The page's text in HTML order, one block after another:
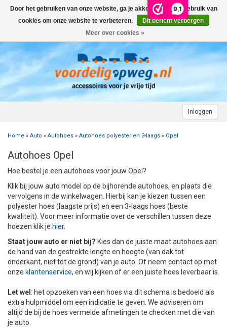
9,1
Inloggen
Menu
FIETSENDRAGER
FIETSENDRAGER OP DE TREKHAAK
FIETSENDRAGER VOOR ELEKTRISCHE FIETSEN
FIETSENDRAGER TOEBEHOREN
INFORMATIE OVER FIETSENDRAGERS
DAKDRAGERS
FORD
PEUGEOT
RENAULT
TOYOTA
VOLKSWAGEN (TOT VW PASSAT)
VOLKSWAGEN (VANAF VW PASSAT)
OVERIGE AUTOMERKEN
+
AUTOHOES POLYESTER EN 3-LAAGS
INFORMATIE OVER AUTOHOEZEN
WIELDOPPEN
13 INCH
14 INCH
15 INCH
16 INCH
17 INCH
INFORMATIE OVER WIELDOPPEN
LAADKABEL TYPE 2
LAADKABEL TYPE 1
INFORMATIE OVER LAADKABELS
STARTEN & LADEN
ELEKTRISCH LADEN
ACCULADER
JUMPSTARTER
STARTKABELS
VEILIG OP WEG
PECH ONDERWEG
AUTOSTOELTJE
+
DAKKOFFER
INFORMATIE OVER DAKKOFFERS +
SNEEUWKETTINGEN
SNEEUWKETTINGEN VOOR SUV, MPV, 4X4, CAMPER EN
BESTELWAGEN
CAMPER
WIELDOPPEN
+
ZOEKHULP NAAR CAMPERHOES
SNEEUWKETTINGEN
STARTKABELS EN ACCUBOOSTER
VEILIG OP WEG
ACCULADER
AANHANGWAGEN
ACCESSOIRES
REGELGEVING M.B.T. VERLICHTING
ADVIES BIJ DEFECTE VERLICHTING
+
ACCULADER
CARAVAN
ACCESSOIRES
INFORMATIE OVER STEKKERS & STEKKERDOZEN
ONDERDELEN
REGELGEVING M.B.T. VERLICHTING
ADVIES BIJ DEFECTE VERLICHTING
+
CARAVANHOES
INFORMATIE OVER CARAVANHOEZEN
AUTO
CAMPER
AANHANGWAGEN
MOTOR
CARAVAN
ZOMER DEALS
Home » Auto » Autohoes » Autohoes polyester en 3-laags » Opel
Autohoes Opel
Hoe bestel je een autohoes voor jouw Opel?
Klik bij jouw auto model op de bijhorende autohoes, en plaats die
vervolgens in de winkelwagen. Hierbij kan je kiezen tussen een
polyester hoes (laagste prijs) en een 3-laags hoes (beste
kwaliteit). Voor meer informatie over de verschillen tussen deze
hoezen klik je hier.
Staat jouw auto er niet bij? Kies dan de juiste maat autohoes aan
de hand van de gestrekte lengte en hoogte (van dak tot
onderkant, niet tot de grond) van je auto. Of neem contact op met
onze klantenservice, en wij kijken of er een juiste hoes leverbaar is.
Let wel : het opzoeken van een hoes via dit schema is bedoeld als
extra hulpmiddel om een indicatie te geven. We adviseren om
altijd de bij de hoes vermelde afmetingen te checken met die van
je auto.
Door het gebruiken van onze website, ga je akkoord met het gebruik van
cookies om onze website te verbeteren.
Dit bericht verbergen
Meer over cookies »